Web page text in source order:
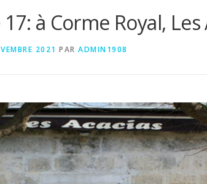
à Corme Royal, Les
2021 PAR ADMIN1908